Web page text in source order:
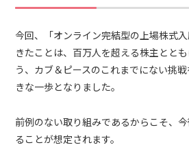
今回、「オンライン完結型の上場株式
きたことは、百万人を超える株主とと
う、カブ＆ピースのこれまでにない挑
きな一歩となりました。
前例のない取り組みであるからこそ、
ることが想定されます。